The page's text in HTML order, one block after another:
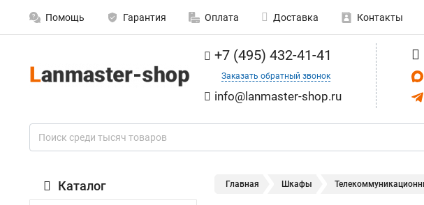
Помощь Гарантия Оплата Доставка Контакты
+7 (495) 432-41-41
Заказать обратный звонок
info@lanmaster-shop.ru
Каталог Главная Шкафы